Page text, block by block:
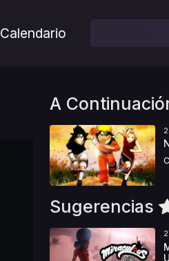
Calendario
A
Sugerencias